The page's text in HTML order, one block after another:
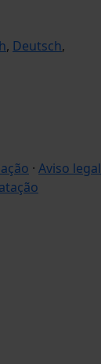
, Deutsch,
· Aviso legal